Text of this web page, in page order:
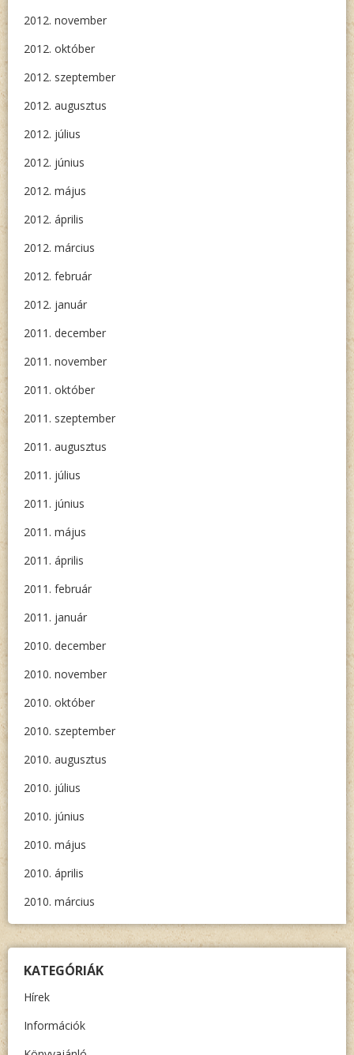
2012. november
2012. október
2012. szeptember
2012. augusztus
2012. július
2012. június
2012. május
2012. április
2012. március
2012. február
2012. január
2011. december
2011. november
2011. október
2011. szeptember
2011. augusztus
2011. július
2011. június
2011. május
2011. április
2011. február
2011. január
2010. december
2010. november
2010. október
2010. szeptember
2010. augusztus
2010. július
2010. június
2010. május
2010. április
2010. március
KATEGÓRIÁK
Hírek
Információk